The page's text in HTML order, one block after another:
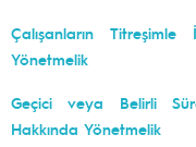
Çalışanların
Yönetmelik
Geçici veya Belirli
Hakkında Yönetmelik